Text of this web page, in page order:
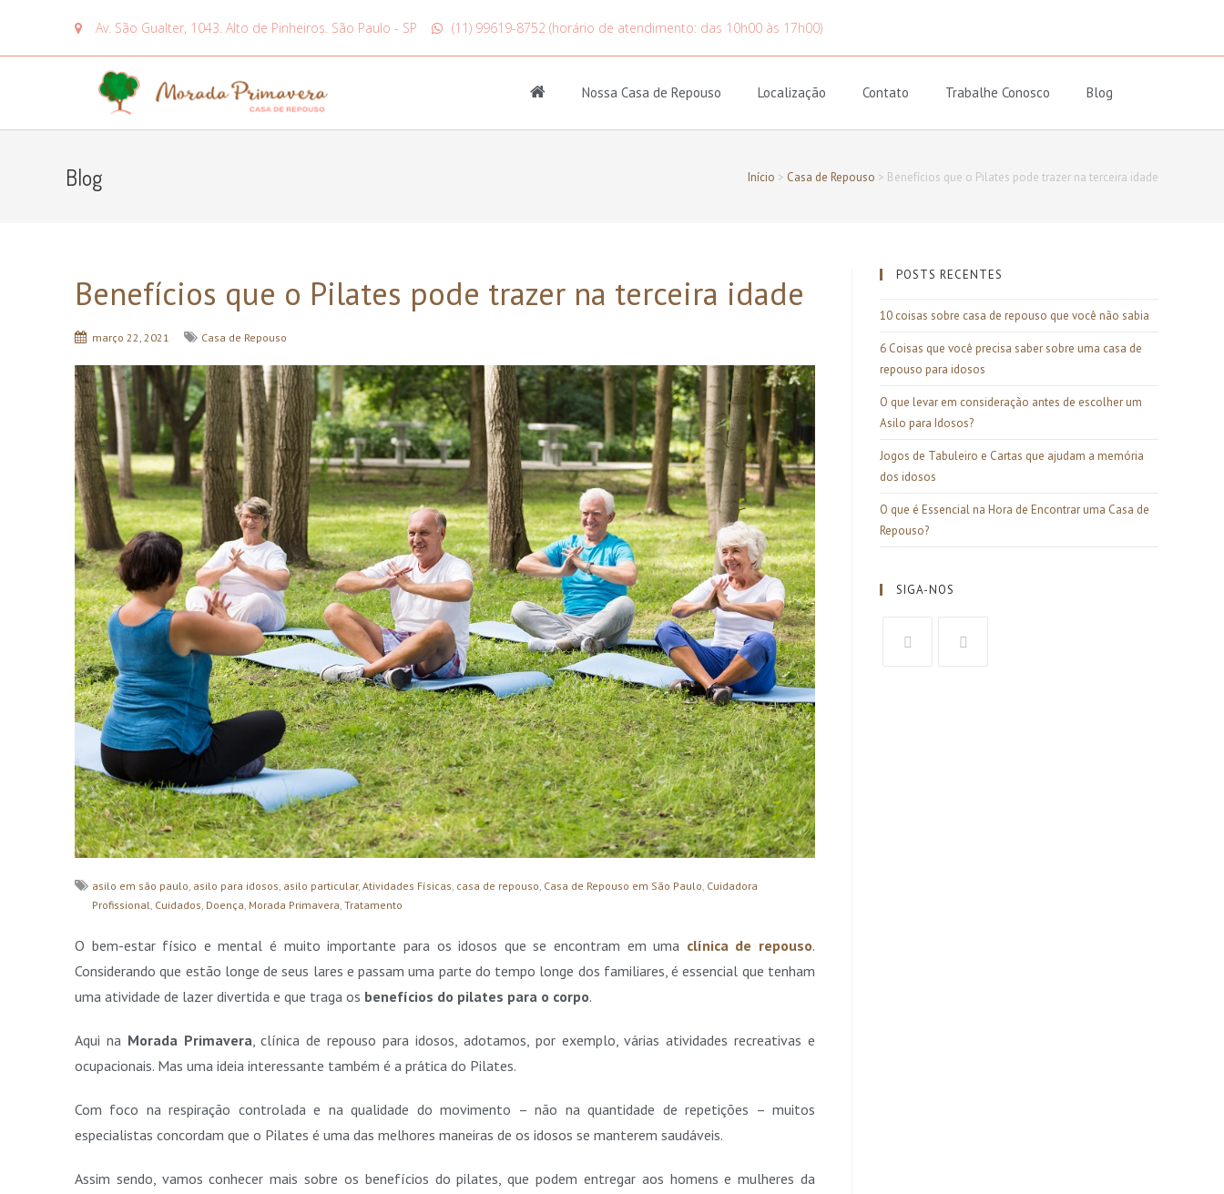
Av. São Gualter, 1043. Alto de Pinheiros. São Paulo - SP (11) 99619-8752 (horário de atendimento: das 10h00 às 17h00)
Nossa Casa de Repouso Localização Contato Trabalhe Conosco Blog
Blog Início > Casa de Repouso > Benefícios que o Pilates pode trazer na terceira idade
Benefícios que o Pilates pode trazer na terceira idade
março 22, 2021 Casa de Repouso
asilo em são paulo, asilo para idosos, asilo particular, Atividades Físicas, casa de repouso, Casa de Repouso em São Paulo, Cuidadora
Profissional, Cuidados, Doença, Morada Primavera, Tratamento
O bem-estar físico e mental é muito importante para os idosos que se encontram em uma clínica de repouso.
Considerando que estão longe de seus lares e passam uma parte do tempo longe dos familiares, é essencial que tenham
uma atividade de lazer divertida e que traga os benefícios do pilates para o corpo.
Aqui na Morada Primavera, clínica de repouso para idosos, adotamos, por exemplo, várias atividades recreativas e
ocupacionais. Mas uma ideia interessante também é a prática do Pilates.
Com foco na respiração controlada e na qualidade do movimento – não na quantidade de repetições – muitos
especialistas concordam que o Pilates é uma das melhores maneiras de os idosos se manterem saudáveis.
Assim sendo, vamos conhecer mais sobre os benefícios do pilates, que podem entregar aos homens e mulheres da
POSTS RECENTES
10 coisas sobre casa de repouso que você não sabia
6 Coisas que você precisa saber sobre uma casa de
repouso para idosos
O que levar em consideração antes de escolher um
Asilo para Idosos?
Jogos de Tabuleiro e Cartas que ajudam a memória
dos idosos
O que é Essencial na Hora de Encontrar uma Casa de
Repouso?
SIGA-NOS